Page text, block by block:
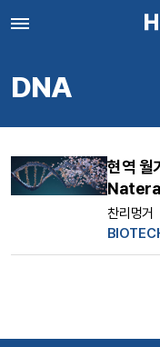
DNA
현역 월
Natera
찬리멍거